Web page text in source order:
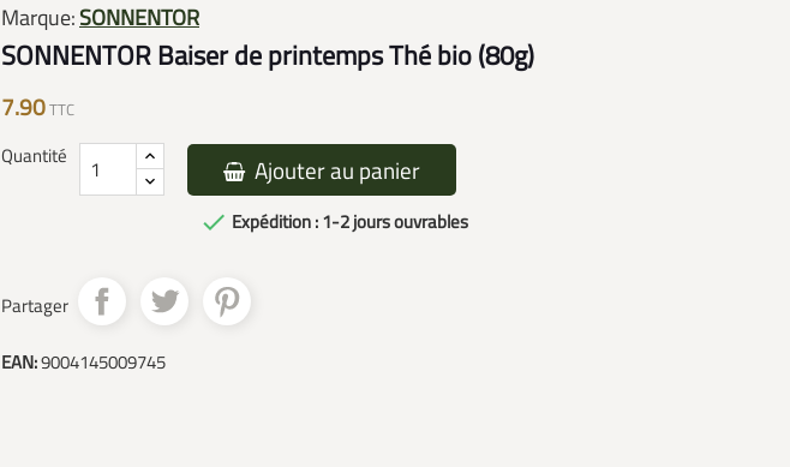
Marque:SONNENTOR
SONNENTOR Baiser de printemps Thé bio (80g)
7.90TTC
Quantité Ajouter au panier
 Expédition : 1-2 jours ouvrables
Partager
EAN:9004145009745